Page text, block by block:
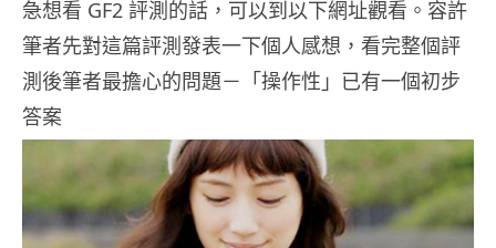
急想看 GF2 評測的話，可以到以下網址觀看。容許
筆者先對這篇評測發表一下個人感想，看完整個評
測後筆者最擔心的問題－「操作性」已有一個初步
答案